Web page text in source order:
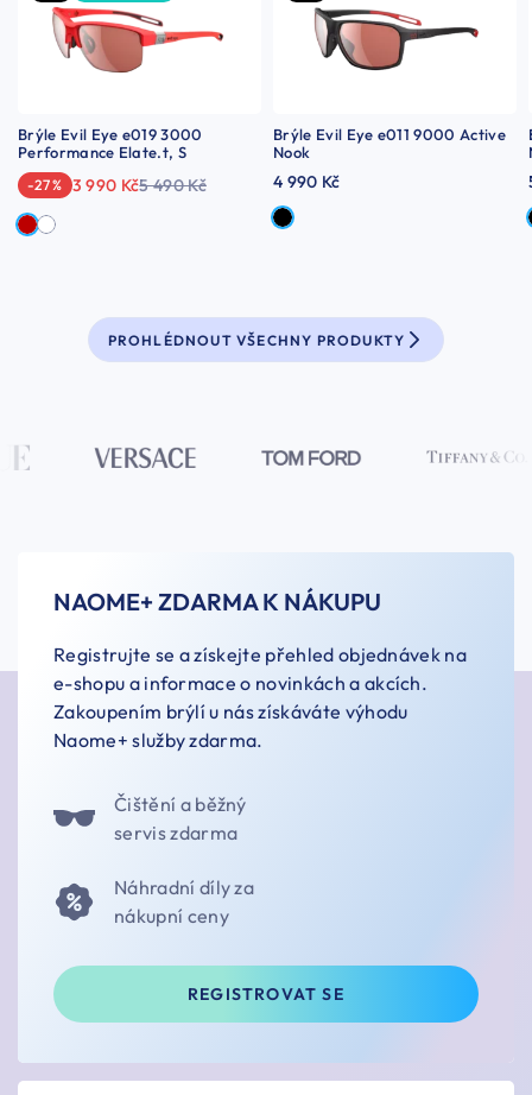
Brýle Evil Eye e019 3000
Performance Elate.t, S
-27 % 3 990 Kč5 490 Kč
Brýle Evil Eye e011 9000 Active
Nook
4 990 Kč
PROHLÉDNOUT VŠECHNY PRODUKTY
NAOME+ ZDARMA K NÁKUPU
Registrujte se a získejte přehled objednávek na
e-shopu a informace o novinkách a akcích.
Zakoupením brýlí u nás získáváte výhodu
Naome+ služby zdarma.
Čištění a běžný
servis zdarma
Náhradní díly za
nákupní ceny
REGISTROVAT SE